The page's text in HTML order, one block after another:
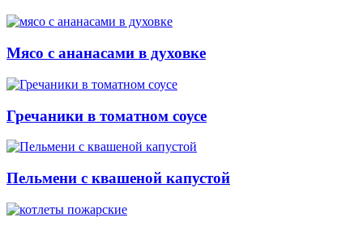
Мясо с ананасами в духовке
Гречаники в томатном соусе
Пельмени с квашеной капустой